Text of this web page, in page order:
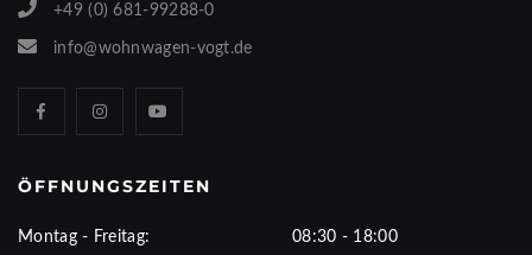
+49 (0) 681-99288-0
info@wohnwagen-vogt.de
ÖFFNUNGSZEITEN
Montag - Freitag: 08:30 - 18:00